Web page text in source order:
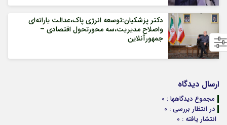
دکتر پزشکیان:توسعه انرژی پاک،عدالت یارانه‌ای
واصلاح مدیریت،سه محورتحول اقتصادی –
جمهورآنلاین
ارسال دیدگاه
مجموع دیدگاهها : 0
در انتظار بررسی : 0
انتشار یافته : 0